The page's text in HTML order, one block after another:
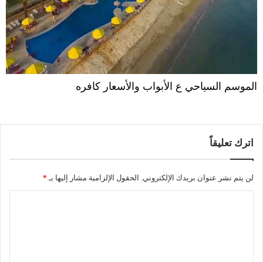
الموسم السياحي ع الأبواب والأسعار كافره
اترك تعليقاً
لن يتم نشر عنوان بريدك الإلكتروني. الحقول الإلزامية مشار إليها بـ *